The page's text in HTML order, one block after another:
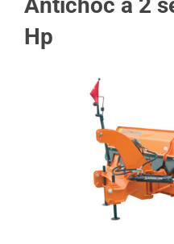
Hp